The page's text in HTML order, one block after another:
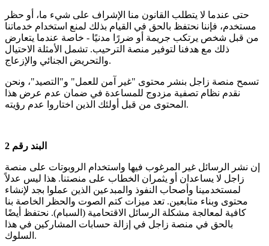
حتى عندما لا يتطلب القانون منا الإشراف على شيء ما، أو حظر
مستخدم، فإننا نحتفظ بالحق في القيام بذلك لمنع استخدام خدماتنا
من قبل شخص يرتكب جريمة أو ضررًا مدنيًا - خاصة عندما يتعارض
ذلك مع هدفنا لتوفير منصة الترحيب. تشمل الأمثلة الاحتيال
والتحريض الجنائي والإزعاج.
تسمح منصة زاجل بنشر محتوى "غير آمن للعمل" و"التصيد"، ونحن
نقدم نظام تصفية مزدوج للمساعدة في ضمان عدم عرض هذا
المحتوى من قبل أولئك الذين اختاروا عدم رؤيته.
البند رقم 2
إن نشر الرسائل غير المرغوب فيها واستخدام الروبوتات على منصة
زاجل لا يساعدان أو يثمران الخطاب على منصتنا. هذا ليس عدلاً
لمستخدمينا وأصحاب النفوذ والمبدعين الذين عملوا بجد لإنشاء
محتوى وبناء متابعين. تعد ميزات كتم الصوت والحظر الخاصة بنا
كافية لمعالجة مشكلة الرسائل الاقتحامية (السبام). نحتفظ أيضًا
بالحق في منصة زاجل في إزالة حسابات المشاركين في هذا
السلوك.